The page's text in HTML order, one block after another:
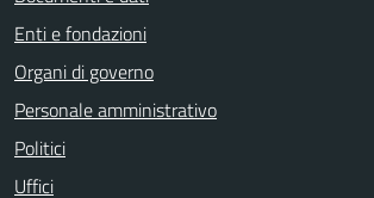
Enti e fondazioni
Organi di governo
Personale amministrativo
Politici
Uffici